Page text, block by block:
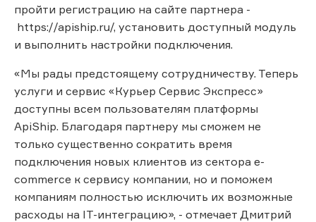
пройти регистрацию на сайте партнера -
https://apiship.ru/, установить доступный модуль
и выполнить настройки подключения.
«Мы рады предстоящему сотрудничеству. Теперь
услуги и сервис «Курьер Сервис Экспресс»
доступны всем пользователям платформы
ApiShip. Благодаря партнеру мы сможем не
только существенно сократить время
подключения новых клиентов из сектора e-
commerce к сервису компании, но и поможем
компаниям полностью исключить их возможные
расходы на IT-интеграцию», - отмечает Дмитрий